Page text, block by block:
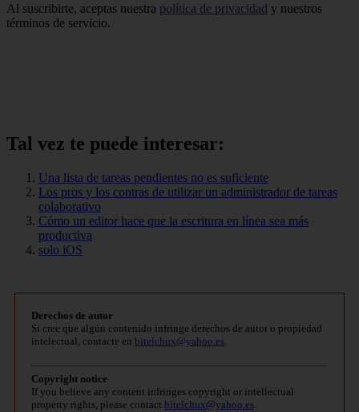
Al suscribirte, aceptas nuestra política de privacidad y nuestros
términos de servicio.
Tal vez te puede interesar:
Una lista de tareas pendientes no es suficiente
Los pros y los contras de utilizar un administrador de tareas
colaborativo
Cómo un editor hace que la escritura en línea sea más
productiva
solo iOS
Derechos de autor
Si cree que algún contenido infringe derechos de autor o propiedad
intelectual, contacte en bitelchux@yahoo.es
Copyright notice
If you believe any content infringes copyright or intellectual
property rights, please contact bitelchux@yahoo.es